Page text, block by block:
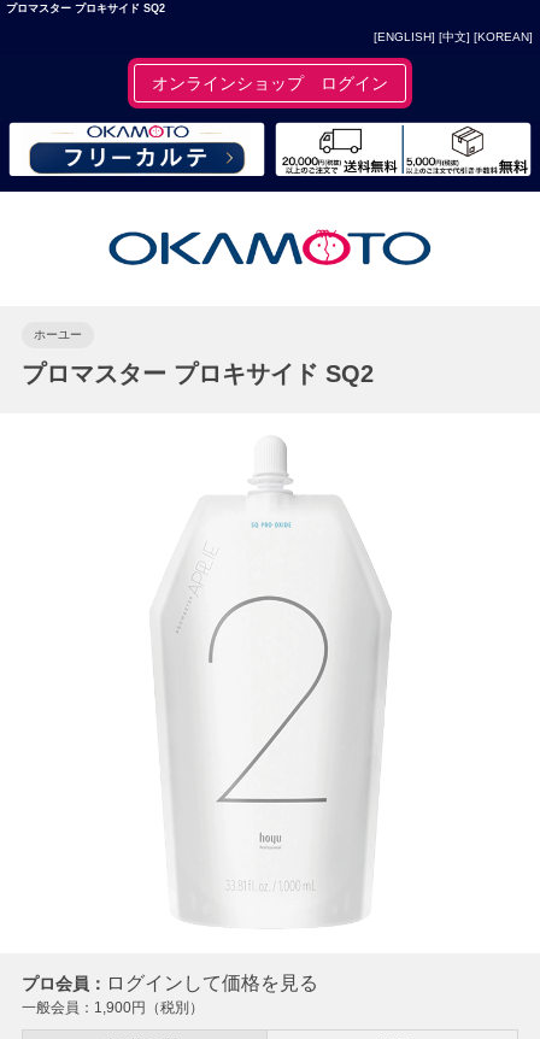
プロマスター プロキサイド SQ2
[ENGLISH] [中文] [KOREAN]
オンラインショップ ログイン
ホーユー
プロマスター プロキサイド SQ2
プロ会員： ログインして価格を見る
一般会員： 1,900円（税別）